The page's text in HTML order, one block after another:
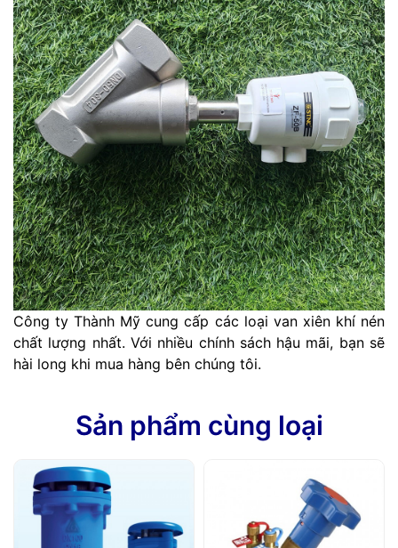
Công ty Thành Mỹ cung cấp các loại van xiên khí nén
chất lượng nhất. Với nhiều chính sách hậu mãi, bạn sẽ
hài long khi mua hàng bên chúng tôi.
Sản phẩm cùng loại